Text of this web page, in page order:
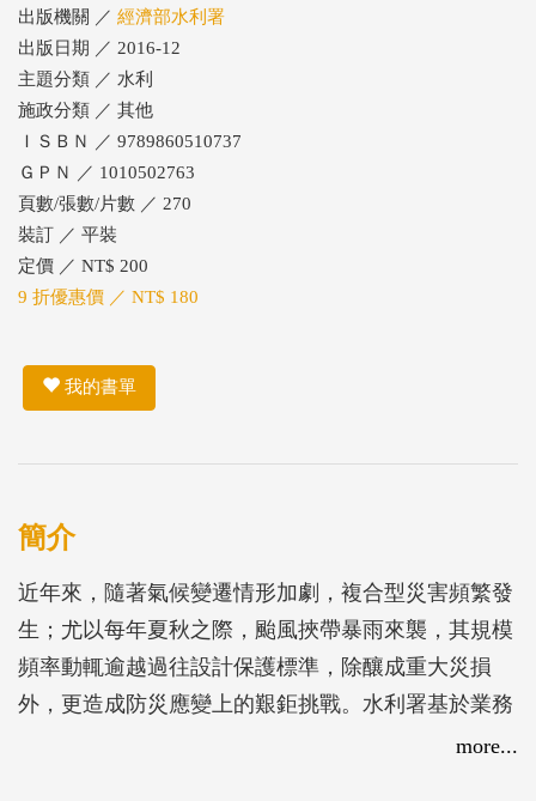
出版機關 ／ 經濟部水利署
出版日期 ／ 2016-12
主題分類 ／ 水利
施政分類 ／ 其他
ＩＳＢＮ ／ 9789860510737
ＧＰＮ ／ 1010502763
頁數/張數/片數 ／ 270
裝訂 ／ 平裝
定價 ／ NT$ 200
9 折優惠價 ／ NT$ 180
我的書單
簡介
近年來，隨著氣候變遷情形加劇，複合型災害頻繁發
生；尤以每年夏秋之際，颱風挾帶暴雨來襲，其規模
頻率動輒逾越過往設計保護標準，除釀成重大災損
外，更造成防災應變上的艱鉅挑戰。水利署基於業務
職掌，多年來致力於水旱災防救作業，面對日益嚴峻
more...